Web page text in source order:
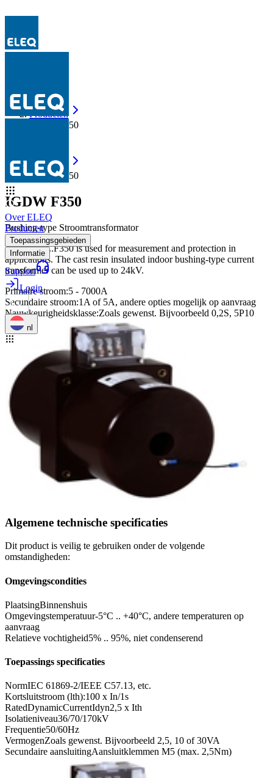
Over ELEQ
Producten
Toepassingsgebieden
Informatie
Support
Login
nl
Producten
IGDW F350
Producten
IGDW F350
IGDW F350
Bushing-type Stroomtransformator
The IGDW..F350 is used for measurement and protection in
applications. The cast resin insulated indoor bushing-type current
transformer can be used up to 24kV.
Primaire stroom:5 - 7000A
Secundaire stroom:1A of 5A, andere opties mogelijk op aanvraag
Nauwkeurigheidsklasse:Zoals gewenst. Bijvoorbeeld 0,2S, 5P10
Algemene technische specificaties
Dit product is veilig te gebruiken onder de volgende
omstandigheden:
Omgevingscondities
PlaatsingBinnenshuis
Omgevingstemperatuur-5°C .. +40°C, andere temperaturen op
aanvraag
Relatieve vochtigheid5% .. 95%, niet condenserend
Toepassings specificaties
NormIEC 61869-2/IEEE C57.13, etc.
Kortsluitstroom (lth):100 x In/1s
RatedDynamicCurrentIdyn2,5 x Ith
Isolatieniveau36/70/170kV
Frequentie50/60Hz
VermogenZoals gewenst. Bijvoorbeeld 2,5, 10 of 30VA
Secundaire aansluitingAansluitklemmen M5 (max. 2,5Nm)